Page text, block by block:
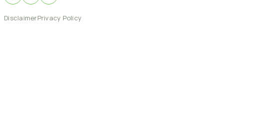
DisclaimerPrivacy Policy